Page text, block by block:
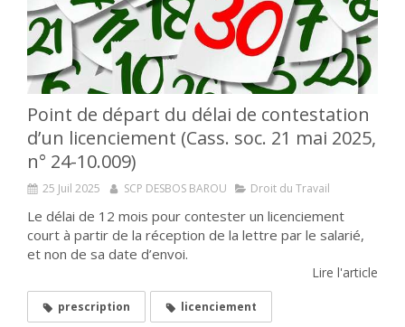
Point de départ du délai de contestation
d’un licenciement (Cass. soc. 21 mai 2025,
n° 24-10.009)
25 Juil 2025 SCP DESBOS BAROU Droit du Travail
Le délai de 12 mois pour contester un licenciement
court à partir de la réception de la lettre par le salarié,
et non de sa date d’envoi.
Lire l'article
prescription licenciement